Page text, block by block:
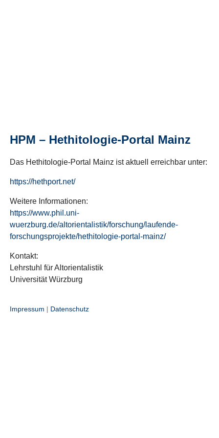
HPM – Hethitologie-Portal Mainz
Das Hethitologie-Portal Mainz ist aktuell erreichbar unter:
https://hethport.net/
Weitere Informationen:
https://www.phil.uni-
wuerzburg.de/altorientalistik/forschung/laufende-
forschungsprojekte/hethitologie-portal-mainz/
Kontakt:
Lehrstuhl für Altorientalistik
Universität Würzburg
Impressum | Datenschutz